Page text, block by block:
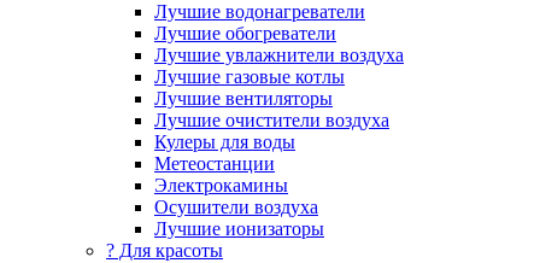
Лучшие водонагреватели
Лучшие обогреватели
Лучшие увлажнители воздуха
Лучшие газовые котлы
Лучшие вентиляторы
Лучшие очистители воздуха
Кулеры для воды
Метеостанции
Электрокамины
Осушители воздуха
Лучшие ионизаторы
? Для красоты